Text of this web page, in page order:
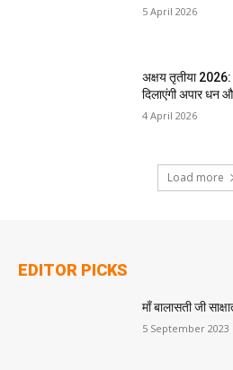
5 April 2026
अक्षय तृतीया
दिलाएंगी अपार धन
4 April 2026
Load more
EDITOR PICKS
माँ बालासती जी
5 September 2023